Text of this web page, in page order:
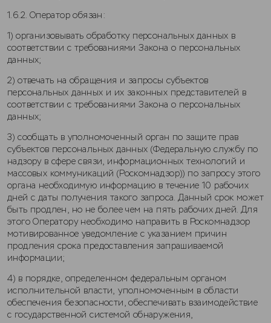
1.6.2. Оператор обязан:
1) организовывать обработку персональных данных в
соответствии с требованиями Закона о персональных
данных;
2) отвечать на обращения и запросы субъектов
персональных данных и их законных представителей в
соответствии с требованиями Закона о персональных
данных;
3) сообщать в уполномоченный орган по защите прав
субъектов персональных данных (Федеральную службу по
надзору в сфере связи, информационных технологий и
массовых коммуникаций (Роскомнадзор)) по запросу этого
органа необходимую информацию в течение 10 рабочих
дней с даты получения такого запроса. Данный срок может
быть продлен, но не более чем на пять рабочих дней. Для
этого Оператору необходимо направить в Роскомнадзор
мотивированное уведомление с указанием причин
продления срока предоставления запрашиваемой
информации;
4) в порядке, определенном федеральным органом
исполнительной власти, уполномоченным в области
обеспечения безопасности, обеспечивать взаимодействие
с государственной системой обнаружения,